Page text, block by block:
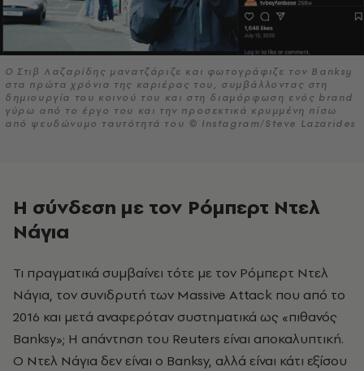
Ο Στιβ Λαζαρίδης μανατζάριζε και φωτογράφιζε τον Banksy
στα πρώτα χρόνια της καριέρας του, συμβάλλοντας στη
δημιουργία του κοινού του και στη διαμόρφωση ενός brand
γύρω από το έργο του και την προσεκτικά κρυμμένη πίσω
από ψευδώνυμο ταυτότητά του © Instagram/Steve Lazarides
Η σύνδεση με τον Ρόμπερτ Ντελ
Νάγια
Τι πραγματικά συμβαίνει τότε με τον Ρόμπερτ Ντελ
Νάγια, τον συνιδρυτή των Massive Attack που από το
2016 και μετά αναφερόταν συστηματικά ως «πιθανός
Banksy»; Η απάντηση του Reuters είναι αποκαλυπτική.
Ο Ντελ Νάγια δεν είναι ο Banksy, αλλά είναι κάτι εξίσου